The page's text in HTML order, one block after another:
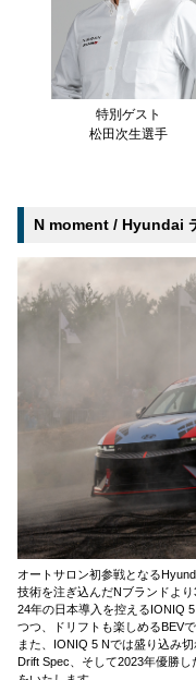
特別ゲスト
松田次生選手
N moment / Hyundai
オートサロン初参戦となる
技術を注ぎ込んだNブランドより
24年の日本導入を控えるIONIQ
つつ、ドリフトも楽しめるBEVで
また、IONIQ 5 Nでは盛り込み
Drift Spec、そして2023年優勝